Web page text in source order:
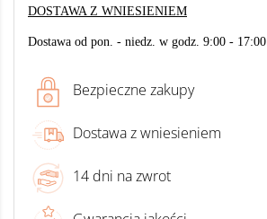
DOSTAWA Z WNIESIENIEM
Dostawa od pon. - niedz. w godz. 9:00 - 17:00
Bezpieczne zakupy
Dostawa z wniesieniem
14 dni na zwrot